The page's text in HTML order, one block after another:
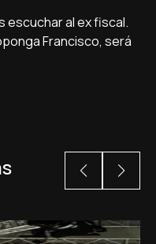
escuchar al ex fiscal.
Francisco, será